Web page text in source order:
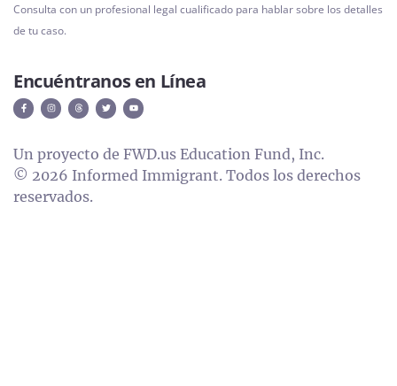
Consulta con un profesional legal cualificado para hablar sobre los detalles
de tu caso.
Encuéntranos en Línea
Un proyecto de FWD.us Education Fund, Inc.
© 2026 Informed Immigrant. Todos los derechos
reservados.